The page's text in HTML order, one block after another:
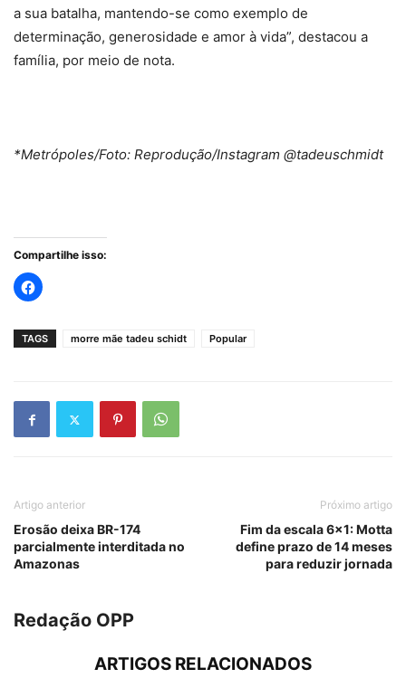
a sua batalha, mantendo-se como exemplo de
determinação, generosidade e amor à vida”, destacou a
família, por meio de nota.
*Metrópoles/Foto: Reprodução/Instagram @tadeuschmidt
Compartilhe isso:
TAGS morre mãe tadeu schidt Popular
Artigo anterior
Erosão deixa BR-174
parcialmente interditada no
Amazonas
Próximo artigo
Fim da escala 6×1: Motta
define prazo de 14 meses
para reduzir jornada
Redação OPP
ARTIGOS RELACIONADOS